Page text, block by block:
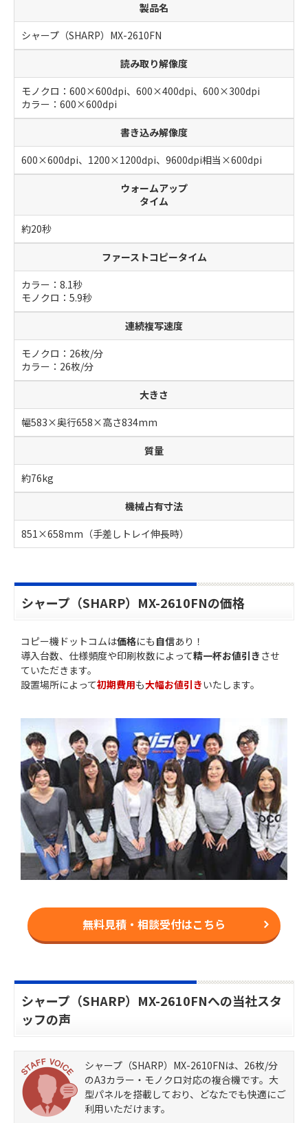
製品名
シャープ（SHARP）MX-2610FN
読み取り解像度
モノクロ：600×600dpi、600×400dpi、600×300dpi
カラー：600×600dpi
書き込み解像度
600×600dpi、1200×1200dpi、9600dpi相当×600dpi
ウォームアップ
タイム
約20秒
ファーストコピータイム
カラー：8.1秒
モノクロ：5.9秒
連続複写速度
モノクロ：26枚/分
カラー：26枚/分
大きさ
幅583×奥行658×高さ834mm
質量
約76kg
機械占有寸法
851×658mm（手差しトレイ伸長時）
シャープ（SHARP）MX-2610FNの価格
コピー機ドットコムは価格にも 自信あり！
導入台数、仕様頻度や印刷枚数によって精一杯お値引き させ
ていただきます。
設置場所によって初期費用も大幅お値引きいたします。
無料見積・相談受付はこちら
シャープ（SHARP）MX-2610FNへの当社スタ
ッフの声
シャープ（SHARP）MX-2610FNは、26枚/分
のA3カラー・モノクロ対応の複合機です。大
型パネルを搭載しており、どなたでも快適にご
利用いただけます。